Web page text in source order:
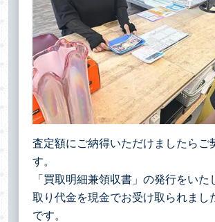
査定額にご納得いただけましたらご
す。
「買取明細兼領収書」の発行をいた
取り代金を現金でお受け取られまし
です。